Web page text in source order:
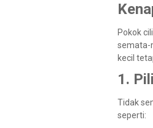
Pokok
semata-
kecil
1.
Tidak
seperti: